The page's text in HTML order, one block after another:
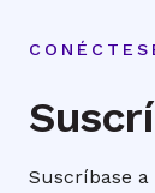
Suscríbase